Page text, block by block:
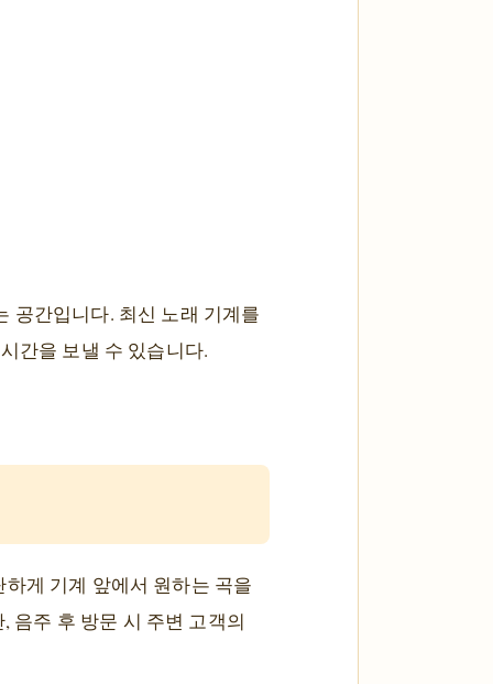
공간입니다. 최신 노래 기계를
간을 보낼 수 있습니다.
게 기계 앞에서 원하는 곡을
음주 후 방문 시 주변 고객의